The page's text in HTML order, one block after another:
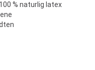
% naturlig latex